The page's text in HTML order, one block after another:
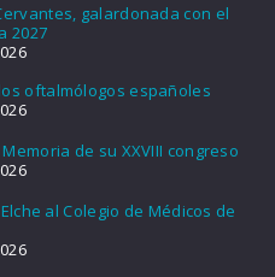
galardonada con el
2027
oftalmólogos españoles
de su XXVIII congreso
al Colegio de Médicos de